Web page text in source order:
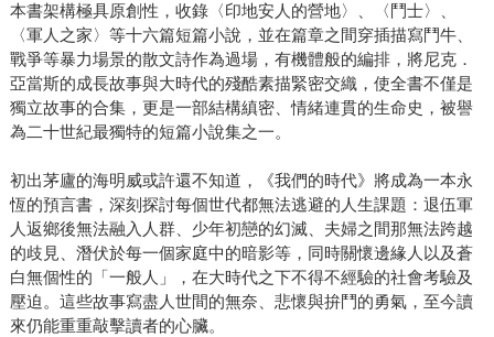
本書架構極具原創性，收錄〈印地安人的營地〉、〈鬥士〉、
〈軍人之家〉等十六篇短篇小說，並在篇章之間穿插描寫鬥牛、
戰爭等暴力場景的散文詩作為過場，有機體般的編排，將尼克．
亞當斯的成長故事與大時代的殘酷素描緊密交織，使全書不僅是
獨立故事的合集，更是一部結構縝密、情緒連貫的生命史，被譽
為二十世紀最獨特的短篇小說集之一。
初出茅廬的海明威或許還不知道，《我們的時代》將成為一本永
恆的預言書，深刻探討每個世代都無法逃避的人生課題：退伍軍
人返鄉後無法融入人群、少年初戀的幻滅、夫婦之間那無法跨越
的歧見、潛伏於每一個家庭中的暗影等，同時關懷邊緣人以及蒼
白無個性的「一般人」，在大時代之下不得不經驗的社會考驗及
壓迫。這些故事寫盡人世間的無奈、悲懷與拚鬥的勇氣，至今讀
來仍能重重敲擊讀者的心臟。